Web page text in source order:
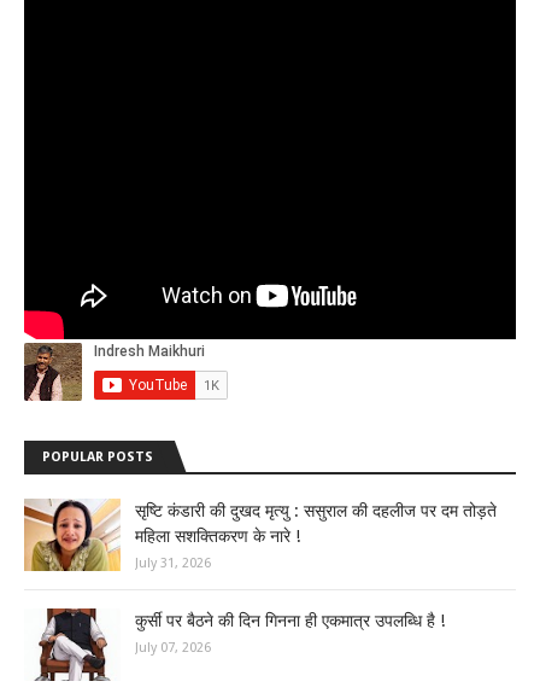
POPULAR POSTS
सृष्टि कंडारी की दुखद मृत्यु : ससुराल की दहलीज पर दम तोड़ते
महिला सशक्तिकरण के नारे !
July 31, 2026
कुर्सी पर बैठने की दिन गिनना ही एकमात्र उपलब्धि है !
July 07, 2026